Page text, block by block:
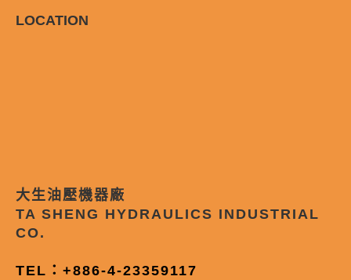
LOCATION
大生油壓機器廠
TA SHENG HYDRAULICS INDUSTRIAL
CO.
TEL：+886-4-23359117